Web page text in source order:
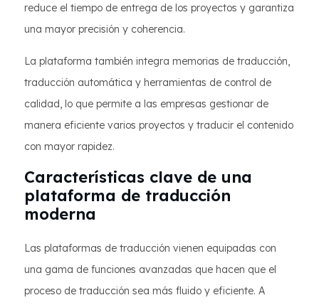
reduce el tiempo de entrega de los proyectos y garantiza
una mayor precisión y coherencia.
La plataforma también integra memorias de traducción,
traducción automática y herramientas de control de
calidad, lo que permite a las empresas gestionar de
manera eficiente varios proyectos y traducir el contenido
con mayor rapidez.
Características clave de una
plataforma de traducción
moderna
Las plataformas de traducción vienen equipadas con
una gama de funciones avanzadas que hacen que el
proceso de traducción sea más fluido y eficiente. A